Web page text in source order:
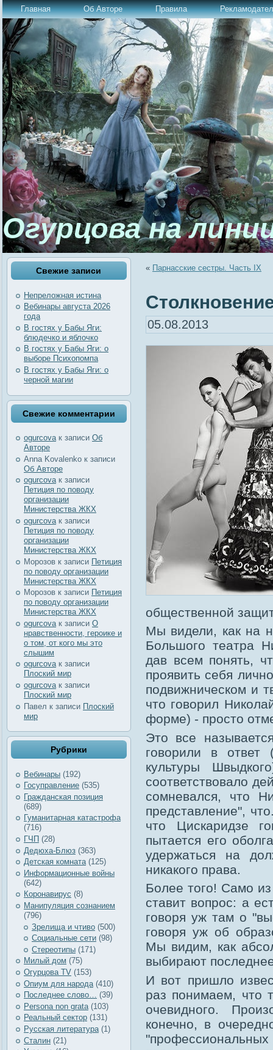
Главная Об Авторе Правила
Огурцова на
Свежие записи
Непреложная истина
Вебинары августа 2026
года
В гостях у Бабы Яги:
блюдечко и яблочко
В гостях у Бабы Яги: о
выборе Психопомпа
В гостях у Бабы Яги: о
черной магии
Свежие комментарии
ogurcovaк записи Об
Авторе
Anna Kovalenko к записи
Об Авторе
ogurcovaк записи
Петиция по поводу
организации
Министерства ЖКХ
ogurcova к записи
Петиция по поводу
организации
Министерства ЖКХ
Морозов к записи Петиция
по поводу организации
Министерства ЖКХ
Морозов к записи Петиция
по поводу организации
Министерства ЖКХ
ogurcova к записи О
нравственности, героике и
о том, от кого мы это
слышим
ogurcovaк записи
Плоский мир
ogurcova к записи
Плоский мир
Павел к записи Плоский
мир
Рубрики
Вебинары (192)
Госуправление (535)
Гражданская позиция
(689)
Гуманитарная катастрофа
(716)
ГЧП (28)
Дедюха-Блюз (363)
Детская комната(125)
Информационные войны
(642)
Коронавирус (8)
Манипуляция сознанием
(796)
Зрелища и чтиво (500)
Социальные сети (98)
Стереотипы (171)
Милый дом (75)
Огурцова TV (153)
Опиум для народа (410)
Последнее слово… (39)
Рersona non grata (103)
Реальный сектор (131)
Русская литература (1)
Сталин (21)
« Парнасские сестры. Часть IX
05.08.2013
общественной
Мы видели, как на
Большого театра
дав всем понять,
проявить себя
подвижническом и
что говорил
форме) - просто
Это все
говорили в ответ
культуры
соответствовало
сомневался, что
представление",
что Цискаридзе
пытается его
удержаться на
никакого права.
Более того! Само
ставит вопрос: а
говоря уж там о
говоря уж об
Мы видим, как
выбирают
И вот пришло
раз понимаем, что
очевидного.
конечно, в